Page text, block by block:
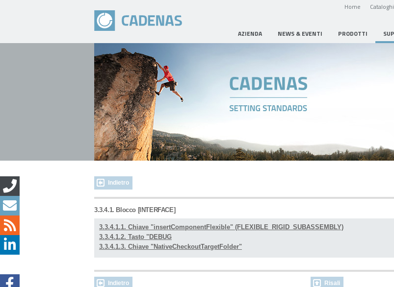
Home
AZIENDA NEWS & EVENTI PRODOTTI
Indietro
3.3.4.1. Blocco [INTERFACE]
3.3.4.1.1. Chiave "insertComponentFlexible" (FLEXIBLE_RIGID_SUBASSEMBLY)
3.3.4.1.2. Tasto "DEBUG
3.3.4.1.3. Chiave "NativeCheckoutTargetFolder"
Indietro Risali